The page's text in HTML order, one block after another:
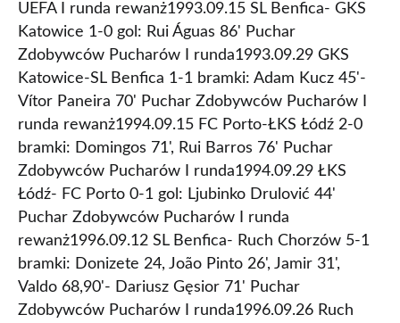
UEFA I runda rewanż1993.09.15 SL Benfica- GKS
Katowice 1-0 gol: Rui Águas 86' Puchar
Zdobywców Pucharów I runda1993.09.29 GKS
Katowice-SL Benfica 1-1 bramki: Adam Kucz 45'-
Vítor Paneira 70' Puchar Zdobywców Pucharów I
runda rewanż1994.09.15 FC Porto-ŁKS Łódź 2-0
bramki: Domingos 71', Rui Barros 76' Puchar
Zdobywców Pucharów I runda1994.09.29 ŁKS
Łódź- FC Porto 0-1 gol: Ljubinko Drulović 44'
Puchar Zdobywców Pucharów I runda
rewanż1996.09.12 SL Benfica- Ruch Chorzów 5-1
bramki: Donizete 24, João Pinto 26', Jamir 31',
Valdo 68,90'- Dariusz Gęsior 71' Puchar
Zdobywców Pucharów I runda1996.09.26 Ruch